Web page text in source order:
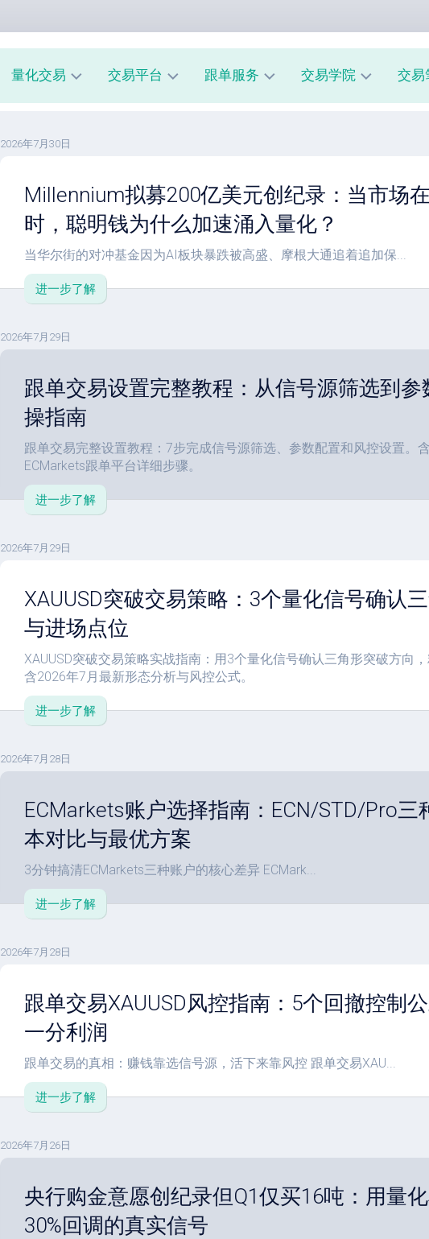
量化交易
策
战
EA
开
发
教
略
回
测
据
分
交易平台
MT5
教
程
经
商
跟单服务
模
型
跟
单
教
数
交易学院
门
风
险
管
理
市
交易
益
报
度
盘
交
分
2026年7月30日
Millennium拟募200亿美元创纪录：当市场
时，聪明钱为什么加速涌入量化？
当华尔街的对冲基金因为AI板块暴跌被高盛、摩根大通追着追加保...
进一步了解
2026年7月29日
跟单交易设置完整教程：从信号源筛选到参
操指南
跟单交易完整设置教程：7步完成信号源筛选、参数配置和风控设置。
ECMarkets跟单平台详细步骤。
进一步了解
2026年7月29日
XAUUSD突破交易策略：3个量化信号确认
与进场点位
XAUUSD突破交易策略实战指南：用3个量化信号确认三角形突破方向，
含2026年7月最新形态分析与风控公式。
进一步了解
2026年7月28日
ECMarkets账户选择指南：ECN/STD/Pro三
本对比与最优方案
3分钟搞清ECMarkets三种账户的核心差异 ECMark...
进一步了解
2026年7月28日
跟单交易XAUUSD风控指南：5个回撤控制
一分利润
跟单交易的真相：赚钱靠选信号源，活下来靠风控 跟单交易XAU...
进一步了解
2026年7月26日
央行购金意愿创纪录但Q1仅买16吨：用量
30%回调的真实信号